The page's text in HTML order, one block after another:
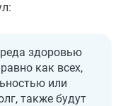
здоровью
как всех,
или
также будут